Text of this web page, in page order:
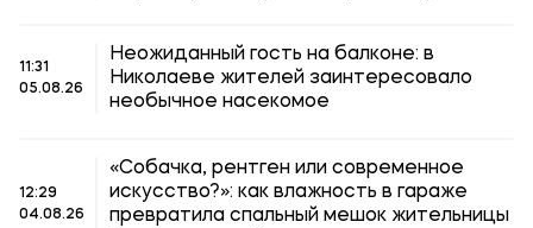
11:31
05.08.26
Неожиданный гость на балконе: в
Николаеве жителей заинтересовало
необычное насекомое
12:29
04.08.26
«Собачка, рентген или современное
искусство?»: как влажность в гараже
превратила спальный мешок жительницы